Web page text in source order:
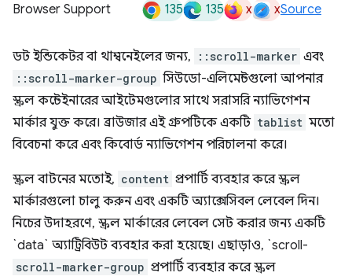
Browser Support 135 135 x xSource
ডট ইন্ডিকেটর বা থাম্বনেইলের জন্য, ::scroll-marker এবং
::scroll-marker-group সিউডো-এলিমেন্টগুলো আপনার
স্ক্রল কন্টেইনারের আইটেমগুলোর সাথে সরাসরি ন্যাভিগেশন
মার্কার যুক্ত করে। ব্রাউজার এই গ্রুপটিকে একটি tablist মতো
বিবেচনা করে এবং কিবোর্ড ন্যাভিগেশন পরিচালনা করে।
স্ক্রল বাটনের মতোই, content প্রপার্টি ব্যবহার করে স্ক্রল
মার্কারগুলো চালু করুন এবং একটি অ্যাক্সেসিবল লেবেল দিন।
নিচের উদাহরণে, স্ক্রল মার্কারের লেবেল সেট করার জন্য একটি
`data` অ্যাট্রিবিউট ব্যবহার করা হয়েছে। এছাড়াও, `scroll-
scroll-marker-group প্রপার্টি ব্যবহার করে স্ক্রল